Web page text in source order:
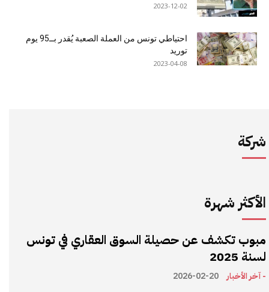
2023-12-02
احتياطي تونس من العملة الصعبة يُقدر بــ95 يوم
توريد
2023-04-08
شركة
الأكثر شهرة
مبوب تكشف عن حصيلة السوق العقاري في تونس
لسنة 2025
- آخر الأخبار 2026-02-20